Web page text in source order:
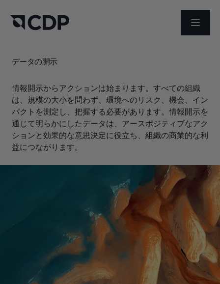
メニュ
データの開示
情報開示からアクションは始まります。すべての組織
は、規模の大小を問わず、環境へのリスク、機会、イン
パクトを測定し、把握する必要があります。情報開示を
通じて明らかにしたデータは、アースポジティブなアク
ションと効果的な意思決定に役立ち、組織の商業的な利
益につながります。